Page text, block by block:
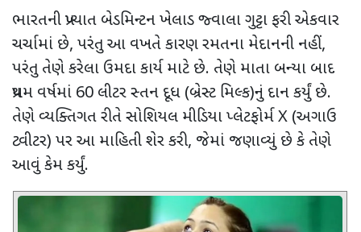
ભારતની પ્રખ્યાત બેડમિન્ટન ખેલાડજ્વાલા ગુટ્ટા ફરી એકવાર
ચર્ચામાં છે, પરંતુ આ વખતે કારણરમતના મેદાનની નહીં,
પરંતુ તેણે કરેલા ઉમદા કાર્ય માટે છે. તેણે માતા બન્યા બાદ
પ્રથમ વર્ષમાં 60 લીટર સ્તન દૂધ (બ્રેસ્ટ મિલ્ક)નું દાન કર્યું છે.
તેણે વ્યક્તિગત રીતે સોશિયલ મીડિયા પ્લેટફોર્મX (અગાઉ
ટ્વીટર) પર આ માહિતી શેર કરી, જેમાં જણાવ્યું છે કે તેણે
આવું કેમ કર્યું.